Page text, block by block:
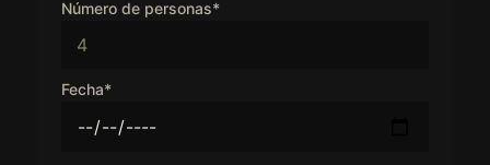
Número de personas*
Fecha*